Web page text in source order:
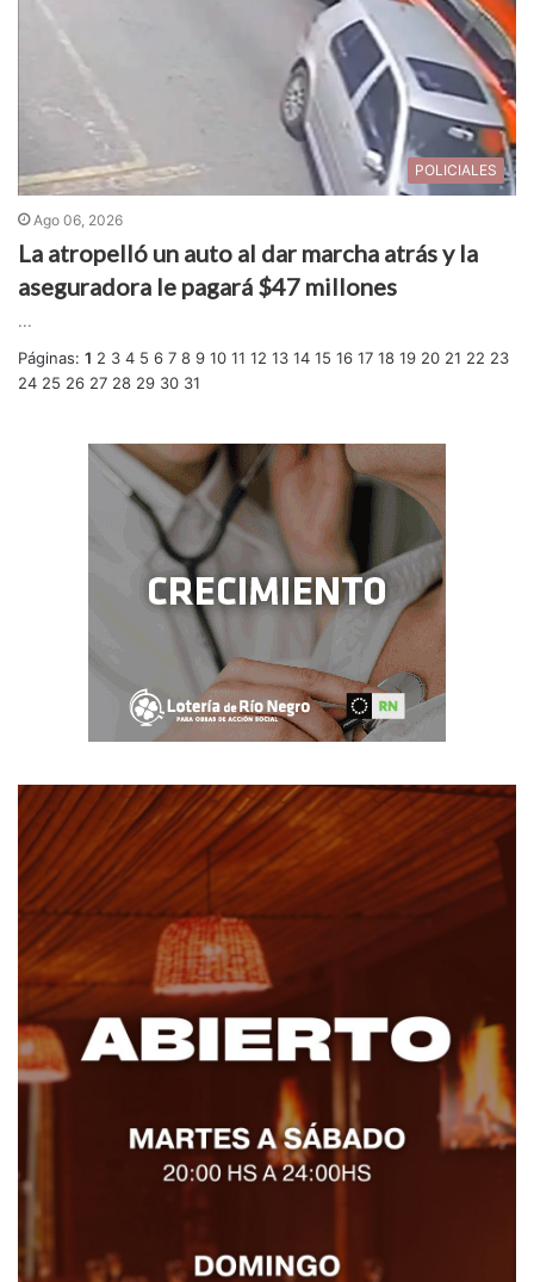
POLICIALES
Ago 06, 2026
La atropelló un auto al dar marcha atrás y la
aseguradora le pagará $47 millones
...
Páginas: 1 2 3 4 5 6 7 8 9 10 11 12 13 14 15 16 17 18 19 20 21 22 23
24 25 26 27 28 29 30 31